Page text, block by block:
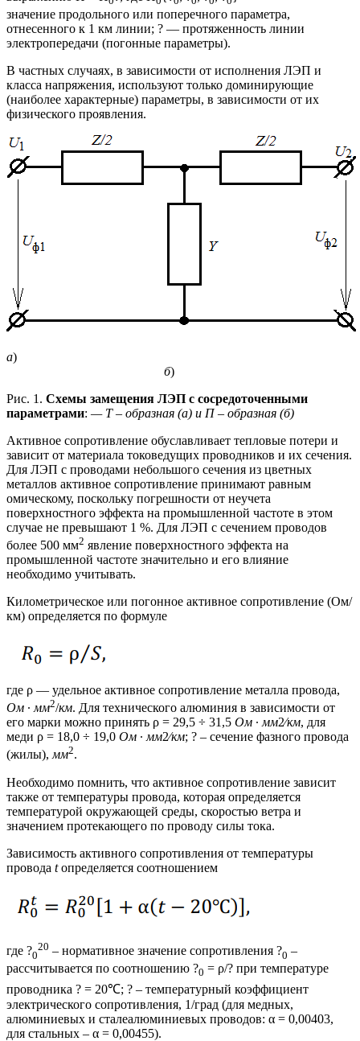
значение продольного или поперечного параметра,
отнесенного к 1 км линии; ? — протяженность линии
электропередачи (погонные параметры).
В частных случаях, в зависимости от исполнения ЛЭП и
класса напряжения, используют только доминирующие
(наиболее характерные) параметры, в зависимости от их
физического проявления.
а)
б)
Рис. 1. Схемы замещения ЛЭП с сосредоточенными
параметрами: — Т – образная (а) и П – образная (б)
Активное сопротивление обуславливает тепловые потери и
зависит от материала токоведущих проводников и их сечения.
Для ЛЭП с проводами небольшого сечения из цветных
металлов активное сопротивление принимают равным
омическому, поскольку погрешности от неучета
поверхностного эффекта на промышленной частоте в этом
случае не превышают 1 %. Для ЛЭП с сечением проводов
более 500 мм2 явление поверхностного эффекта на
промышленной частоте значительно и его влияние
необходимо учитывать.
Километрическое или погонное активное сопротивление (Ом/
км) определяется по формуле
где ρ — удельное активное сопротивление металла провода,
Ом ∙мм2/км. Для технического алюминия в зависимости от
его марки можно принять ρ = 29,5 ÷ 31,5 Ом ∙мм2⁄км, для
меди ρ = 18,0 ÷ 19,0 Ом ∙мм2⁄км; ? – сечение фазного провода
(жилы),мм2.
Необходимо помнить, что активное сопротивление зависит
также от температуры провода, которая определяется
температурой окружающей среды, скоростью ветра и
значением протекающего по проводу силы тока.
Зависимость активного сопротивления от температуры
провода tопределяется соотношением
где ?0
20 – нормативное значение сопротивления ?0 –
рассчитывается по соотношению ?0 = ρ/? при температуре
проводника ? = 20℃; ? – температурный коэффициент
электрического сопротивления, 1/град (для медных,
алюминиевых и сталеалюминиевых проводов: α = 0,00403,
для стальных – α = 0,00455).